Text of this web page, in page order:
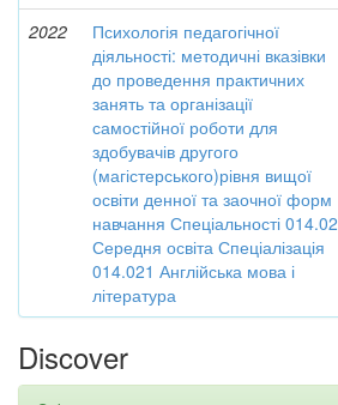
2022
Психологія педагогічної
діяльності: методичні вказівки
до проведення практичних
занять та організації
самостійної роботи для
здобувачів другого
(магістерського)рівня вищої
освіти денної та заочної форм
навчання Спеціальності 014.02
Середня освіта Спеціалізація
014.021 Англійська мова і
література
Discover